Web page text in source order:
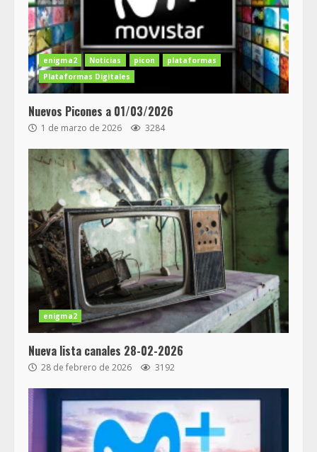
enigma2 Noticias picon
plataformas
Plataformas Digitales
Nuevos Picones a 01/03/2026
1 de marzo de 2026 3284
enigma2
Nueva lista canales 28-02-2026
28 de febrero de 2026 3192